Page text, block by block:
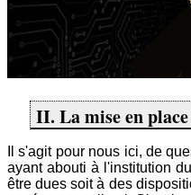
II. La mise en
Il s'agit pour nous ici, de
ayant abouti à l'institution
être dues soit à des